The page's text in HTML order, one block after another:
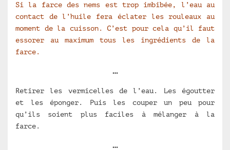
Si la farce des nems est trop imbibée, l’eau au
contact de l’huile fera éclater les rouleaux au
moment de la cuisson. C’est pour cela qu’il faut
essorer au maximum tous les ingrédients de la
farce.
…
Retirer les vermicelles de l’eau. Les égoutter
et les éponger. Puis les couper un peu pour
qu’ils soient plus faciles à mélanger à la
farce.
…